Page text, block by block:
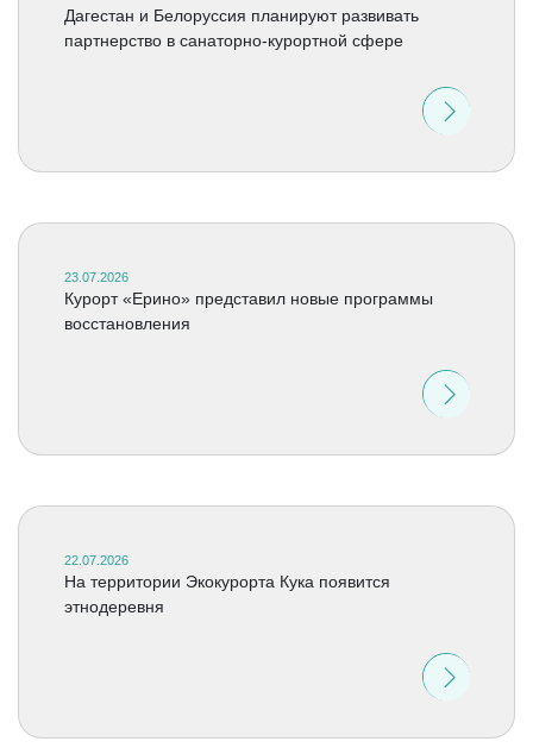
Дагестан и Белоруссия планируют развивать
партнерство в санаторно-курортной сфере
23.07.2026
Курорт «Ерино» представил новые программы
восстановления
22.07.2026
На территории Экокурорта Кука появится
этнодеревня